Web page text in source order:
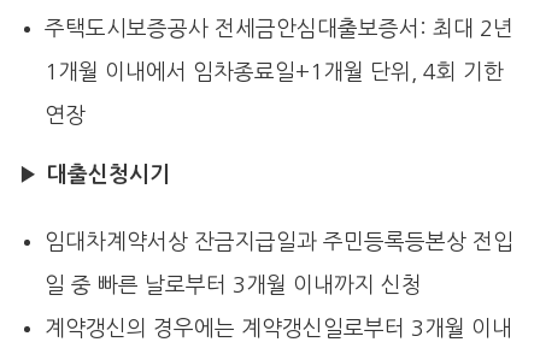
주택도시보증공사 전세금안심대출보증서: 최대 2년
1개월 이내에서 임차종료일+1개월 단위, 4회 기한
연장
▶ 대출신청시기
임대차계약서상 잔금지급일과 주민등록등본상 전입
일 중 빠른 날로부터 3개월 이내까지 신청
계약갱신의 경우에는 계약갱신일로부터 3개월 이내